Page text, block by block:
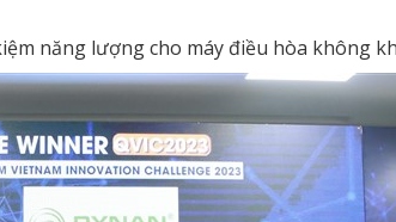
năng lượng cho máy điều hòa không